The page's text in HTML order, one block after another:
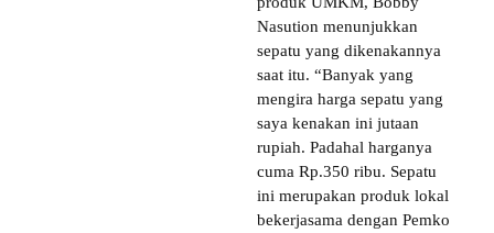
Nasution menunjukkan
sepatu yang dikenakannya
saat itu. “Banyak yang
mengira harga sepatu yang
saya kenakan ini jutaan
rupiah. Padahal harganya
cuma Rp.350 ribu. Sepatu
ini merupakan produk lokal
bekerjasama dengan Pemko